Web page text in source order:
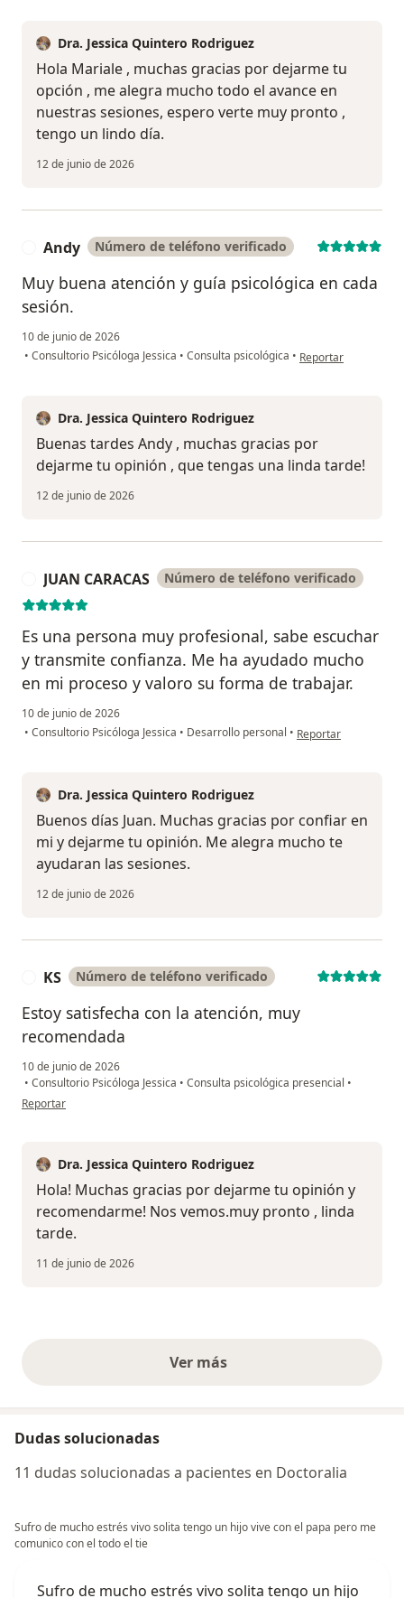
Dra. Jessica Quintero Rodriguez
Hola Mariale , muchas gracias por dejarme tu
opción , me alegra mucho todo el avance en
nuestras sesiones, espero verte muy pronto ,
tengo un lindo día.
12 de junio de 2026
Andy Número de teléfono verificado
Muy buena atención y guía psicológica en cada
sesión.
10 de junio de 2026
• Consultorio Psicóloga Jessica • Consulta psicológica • en opinión del
Reportar
Dra. Jessica Quintero Rodriguez
Buenas tardes Andy , muchas gracias por
dejarme tu opinión , que tengas una linda tarde!
12 de junio de 2026
JUAN CARACAS Número de teléfono verificado
Es una persona muy profesional, sabe escuchar
y transmite confianza. Me ha ayudado mucho
en mi proceso y valoro su forma de trabajar.
10 de junio de 2026
• Consultorio Psicóloga Jessica • Desarrollo personal • en opinión del
Reportar
Dra. Jessica Quintero Rodriguez
Buenos días Juan. Muchas gracias por confiar en
mi y dejarme tu opinión. Me alegra mucho te
ayudaran las sesiones.
12 de junio de 2026
KS Número de teléfono verificado
Estoy satisfecha con la atención, muy
recomendada
10 de junio de 2026
• Consultorio Psicóloga Jessica • Consulta psicológica presencial •
en opinión del usuario KS
Reportar
Dra. Jessica Quintero Rodriguez
Hola! Muchas gracias por dejarme tu opinión y
recomendarme! Nos vemos.muy pronto , linda
tarde.
11 de junio de 2026
Ver másopiniones anteriores
Dudas solucionadas
11 dudas solucionadas a pacientes en Doctoralia
Sufro de mucho estrés vivo solita tengo un hijo vive con el papa pero me
comunico con el todo el tie
Sufro de mucho estrés vivo solita tengo un hijo